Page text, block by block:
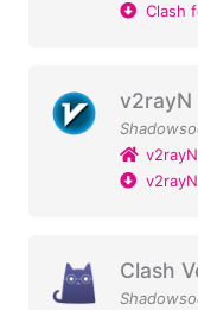
Clash
v2rayN
Clash